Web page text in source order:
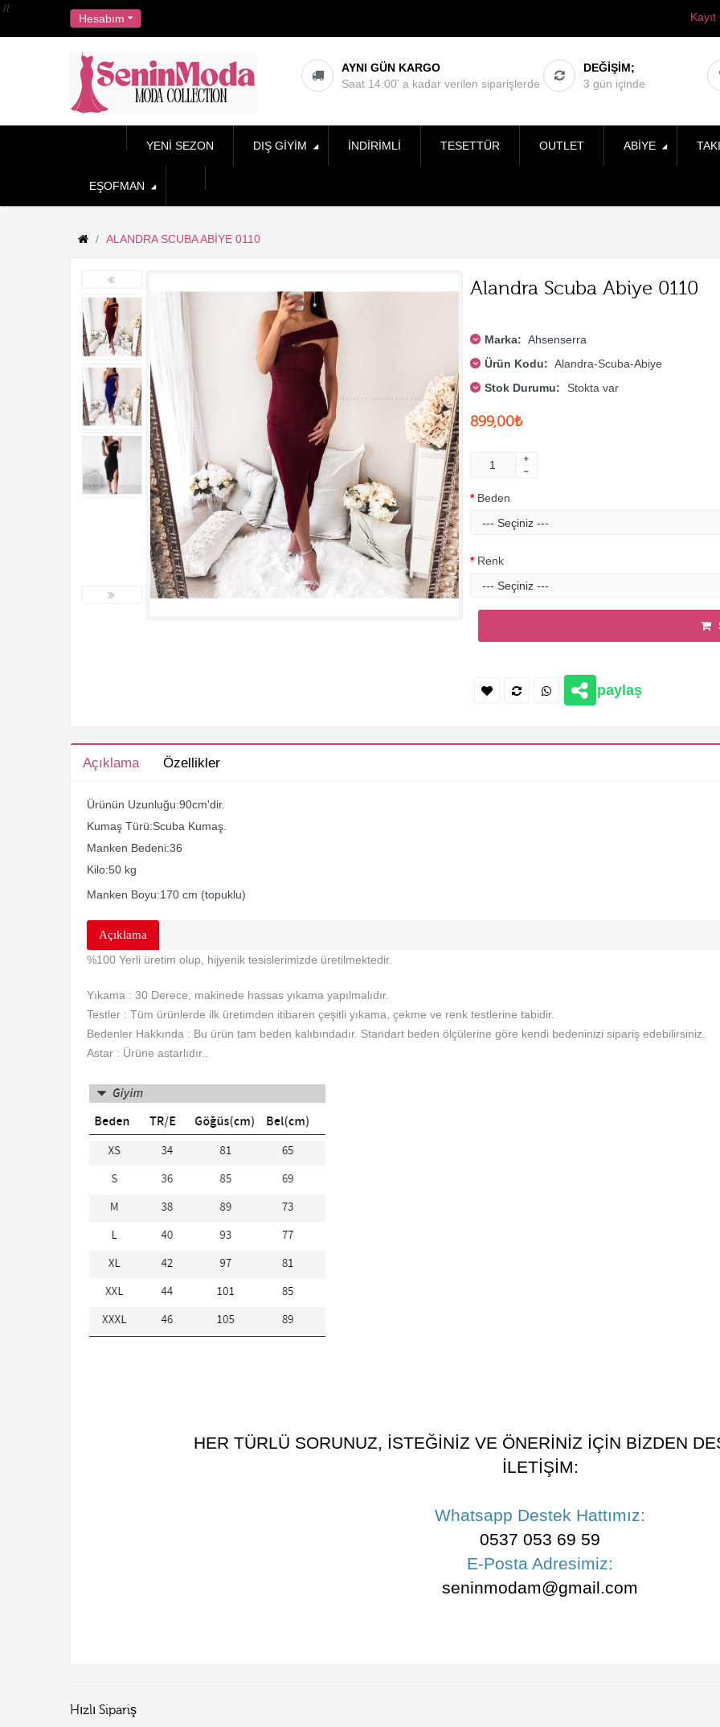
//
Hesabım
Kayıt
AYNI GÜN KARGO
Saat 14:00' a kadar verilen siparişlerde
DEĞIŞIM;
3 gün içinde
YENI SEZON DIŞ GIYIM İNDIRIMLI TESETTÜR OUTLET ABIYE
EŞOFMAN
ALANDRA SCUBA ABIYE 0110
Alandra Scuba Abiye 0110
Marka: Ahsenserra
Ürün Kodu: Alandra-Scuba-Abiye
Stok Durumu:
Stokta var
899,00₺
Beden
Renk
paylaş
Açıklama Özellikler
Ürünün Uzunluğu:90cm'dir.
Kumaş Türü:Scuba Kumaş.
Manken Bedeni:36
Kilo:50 kg
Manken Boyu:170 cm (topuklu)
Açıklama
%100 Yerli üretim olup, hijyenik tesislerimizde üretilmektedir.
Yıkama : 30 Derece, makinede hassas yıkama yapılmalıdır.
Testler : Tüm ürünlerde ilk üretimden itibaren çeşitli yıkama, çekme ve renk testlerine tabidir.
Bedenler Hakkında : Bu ürün tam beden kalıbındadır. Standart beden ölçülerine göre kendi bedeninizi sipariş edebilirsiniz.
Astar : Ürüne astarlıdır..
HER TÜRLÜ SORUNUZ, İSTEĞİNİZ VE ÖNERİNİZ İÇİN BİZDEN
İLETİŞİM:
Whatsapp Destek Hattımız:
0537 053 69 59
E-Posta Adresimiz:
seninmodam@gmail.com
Hızlı Sipariş